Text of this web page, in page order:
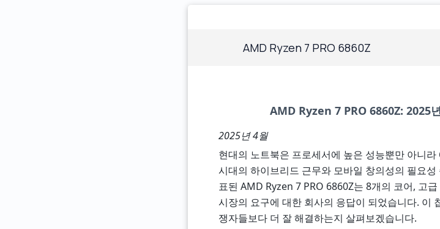
AMD Ryzen 7 PRO 6860Z
AMD Ryzen 7 PRO 6860Z: 2025
2025년 4월
현대의 노트북은 프로세서에 높은 성능뿐만 아니
시대의 하이브리드 근무와 모바일 창의성의 필요
표된 AMD Ryzen 7 PRO 6860Z는 8개의 코어, 고
시장의 요구에 대한 회사의 응답이 되었습니다. 이
쟁자들보다 더 잘 해결하는지 살펴보겠습니다.